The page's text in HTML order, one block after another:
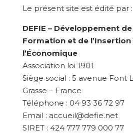
Le présent site est édité par :
DEFIE – Développement
Formation et de l’Insertion
l’Économique
Association loi 1901
Siège social : 5 avenue Font
Grasse – France
Téléphone : 04 93 36 72 97
Email : accueil@defie.net
SIRET : 424 777 779 000 77